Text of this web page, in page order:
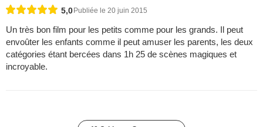
5,0 Publiée le 20 juin 2015
Un très bon film pour les petits comme pour les grands. Il peut
envoûter les enfants comme il peut amuser les parents, les deux
catégories étant bercées dans 1h 25 de scènes magiques et
incroyable.